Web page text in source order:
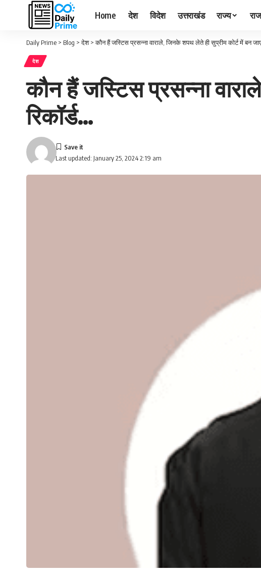
Home देश विदेश उत्तराखंड राज्य
Daily Prime > Blog >देश>कौन हैं जस्टिस प्रसन्ना वाराले, जिनके शपथ लेते ही सुप्रीम कोर्ट में बन
देश
कौन हैं जस्टिस प्रसन्ना
रिकॉर्ड…
Last updated: January 25, 2024 2:19 am